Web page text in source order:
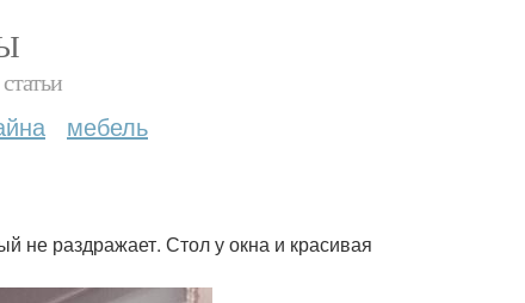
мебель
не раздражает. Стол у окна и красивая